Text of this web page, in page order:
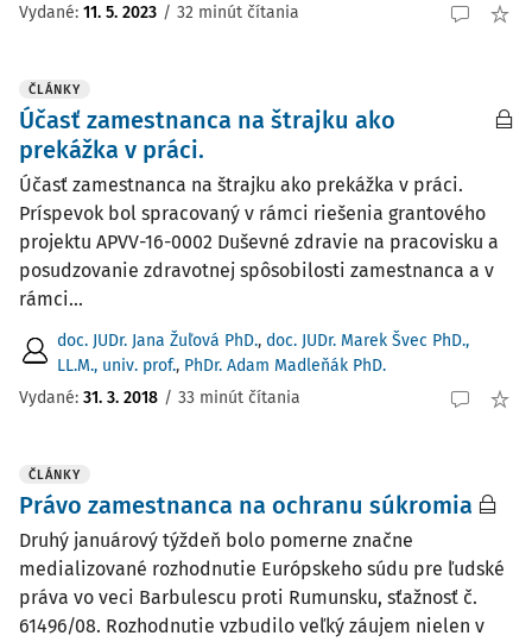
Vydané: 11. 5. 2023 / 32 minút čítania
ČLÁNKY
Účasť zamestnanca na štrajku ako
prekážka v práci.
Účasť zamestnanca na štrajku ako prekážka v práci.
Príspevok bol spracovaný v rámci riešenia grantového
projektu APVV-16-0002 Duševné zdravie na pracovisku a
posudzovanie zdravotnej spôsobilosti zamestnanca a v
rámci...
doc. JUDr. Jana Žuľová PhD., doc. JUDr. Marek Švec PhD.,
LL.M., univ. prof., PhDr. Adam Madleňák PhD.
Vydané: 31. 3. 2018 / 33 minút čítania
ČLÁNKY
Právo zamestnanca na ochranu súkromia
Druhý januárový týždeň bolo pomerne značne
medializované rozhodnutie Európskeho súdu pre ľudské
práva vo veci Barbulescu proti Rumunsku, sťažnosť č.
61496/08. Rozhodnutie vzbudilo veľký záujem nielen v